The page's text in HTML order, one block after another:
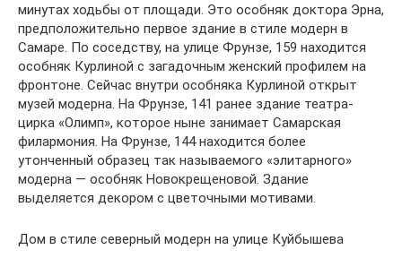
минутах ходьбы от площади. Это особняк доктора Эрна,
предположительно первое здание в стиле модерн в
Самаре. По соседству, на улице Фрунзе, 159 находится
особняк Курлиной с загадочным женский профилем на
фронтоне. Сейчас внутри особняка Курлиной открыт
музей модерна. На Фрунзе, 141 ранее здание театра-
цирка «Олимп», которое ныне занимает Самарская
филармония. На Фрунзе, 144 находится более
утонченный образец так называемого «элитарного»
модерна — особняк Новокрещеновой. Здание
выделяется декором с цветочными мотивами.
Дом в стиле северный модерн на улице Куйбышева